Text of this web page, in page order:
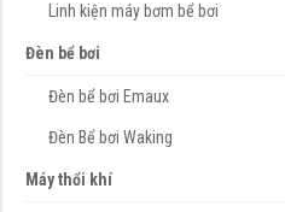
Linh kiện máy bơm bể bơi
Đèn bể bơi
Đèn bể bơi Emaux
Đèn Bể bơi Waking
Máy thổi khí